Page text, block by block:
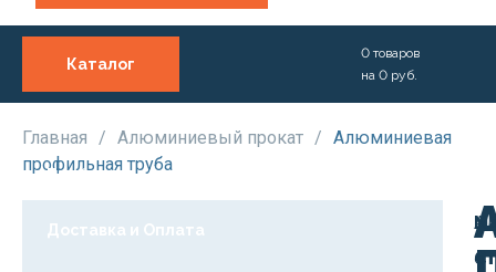
Каталог
Прайс
Доставка и Оплата
0 товаров
на 0 руб.
Главная / Алюминиевый прокат / Алюминиевая
профильная труба
от